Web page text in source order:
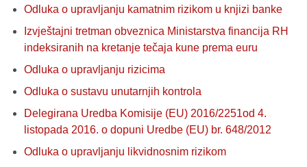
Odluka o upravljanju kamatnim rizikom u knjizi banke
Izvještajni tretman obveznica Ministarstva financija RH
indeksiranih na kretanje tečaja kune prema euru
Odluka o upravljanju rizicima
Odluka o sustavu unutarnjih kontrola
Delegirana Uredba Komisije (EU) 2016/2251оd 4.
listopada 2016. o dopuni Uredbe (EU) br. 648/2012
Odluka o upravljanju likvidnosnim rizikom